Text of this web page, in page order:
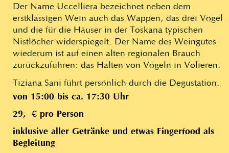
Der Name Uccelliera bezeichnet neben dem
erstklassigen Wein auch das Wappen, das drei Vögel
und die für die Häuser in der Toskana typischen
Nistlöcher widerspiegelt. Der Name des Weingutes
wiederum ist auf einen alten regionalen Brauch
zurückzuführen: das Halten von Vögeln in Volieren.
Tiziana Sani führt persönlich durch die Degustation.
von 15:00 bis ca. 17:30 Uhr
29,- € pro Person
inklusive aller Getränke und etwas Fingerfood als
Begleitung